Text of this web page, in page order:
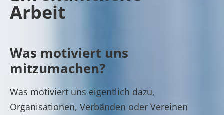
Arbeit
Was motiviert uns
mitzumachen?
Was motiviert uns eigentlich dazu,
Organisationen, Verbänden oder Vereinen